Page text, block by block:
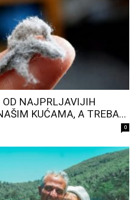
OD NAJPRLJAVIJIH
KUĆAMA, A TREBA...
0